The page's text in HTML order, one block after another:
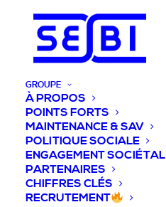
GROUPE
À PROPOS
POINTS FORTS
MAINTENANCE & SAV
POLITIQUE SOCIALE
ENGAGEMENT SOCIÉTAL
PARTENAIRES
CHIFFRES CLÉS
RECRUTEMENT